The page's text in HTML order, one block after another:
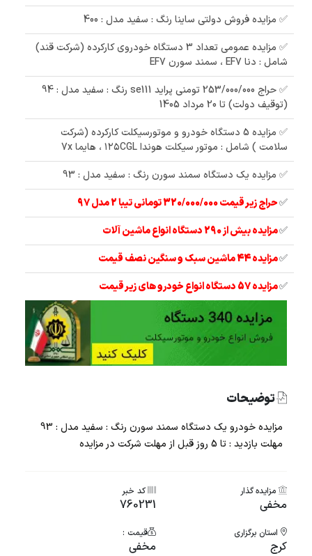
✅ مزایده فروش دولتی ساینا رنگ : سفید مدل : 400
✅ مزایده عمومی تعداد 3 دستگاه خودروی کارکرده (شرکت قند)
شامل : دنا EF7 ، سمند سورن EF7
✅ حراج 253/000/000 تومنی پراید se111 رنگ : سفید مدل : 94
(توقیف دولت) تا 20 مرداد 1405
✅ مزایده 5 دستگاه خودرو و موتورسیکلت کارکرده (شرکت
سلامت ) شامل : موتور سیکلت هوندا ۱۲۵CGL ، هایما 7x
✅ مزایده یک دستگاه سمند سورن رنگ : سفید مدل : 93
✅حراج زیر قیمت 320/000/000 تومانی تیبا 2 مدل 97
✅مزایده بیش از 290 دستگاه انواع ماشین آلات
✅مزایده 44 ماشین سبک و سنگین نصف قیمت
✅مزایده 57 دستگاه انواع خودرو های زیر قیمت
توضیحات
مزایده خودرو یک دستگاه سمند سورن رنگ : سفید مدل : 93
مهلت بازدید : تا 5 روز قبل از مهلت شرکت در مزایده
مزایده گذار
مخفی
کد خبر
760231
استان برگزاری
کرج
قیمت :
مخفی